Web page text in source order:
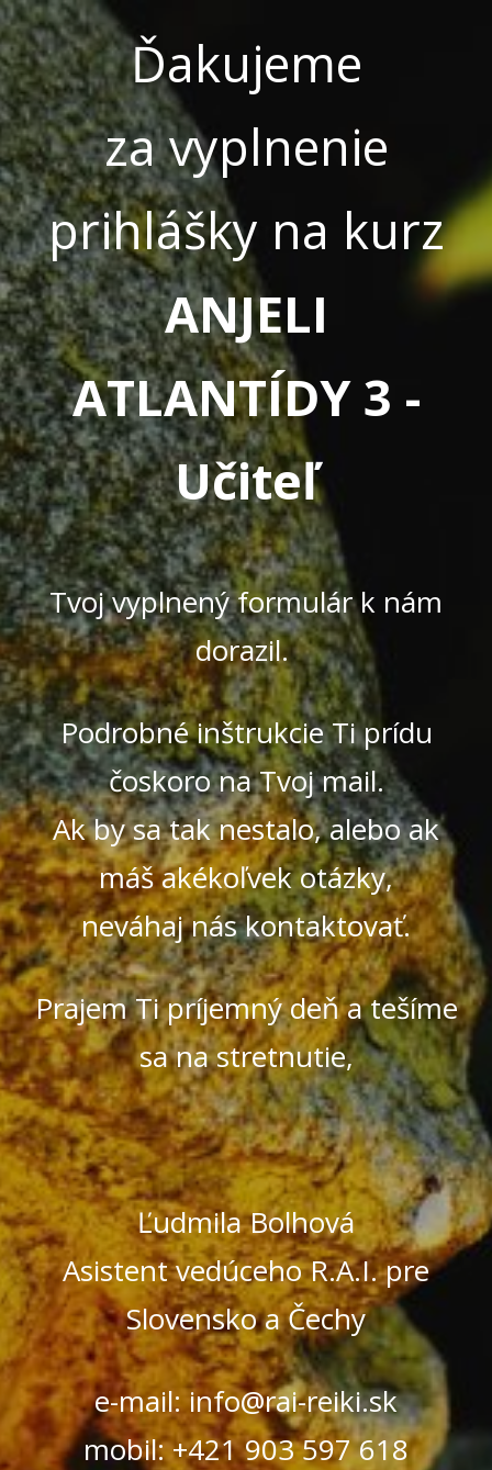
Ďakujeme
za vyplnenie
prihlášky na kurz
ANJELI
ATLANTÍDY 3 -
Učiteľ
Tvoj vyplnený formulár k nám
dorazil.
Podrobné inštrukcie Ti prídu
čoskoro na Tvoj mail.
Ak by sa tak nestalo, alebo ak
máš akékoľvek otázky,
neváhaj nás kontaktovať.
Prajem Ti príjemný deň a tešíme
sa na stretnutie,
Ľudmila Bolhová
Asistent vedúceho R.A.I. pre
Slovensko a Čechy
e-mail: info@rai-reiki.sk
mobil: +421 903 597 618